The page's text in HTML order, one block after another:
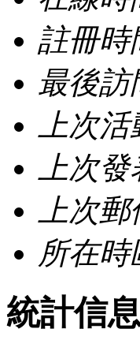
註冊時
最後訪
上次
上次
上次
所在時
統計信息